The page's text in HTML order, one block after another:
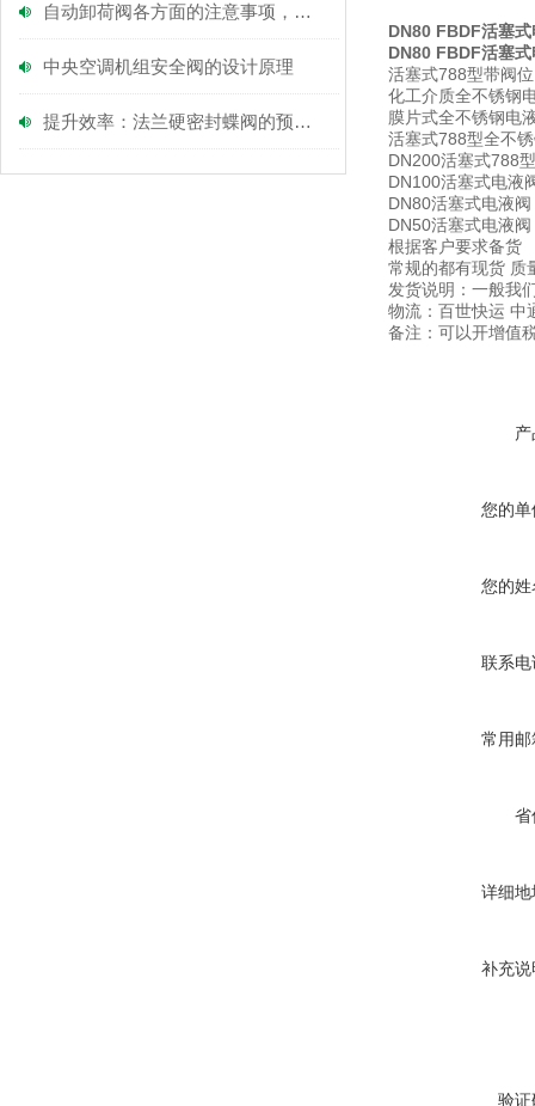
自动卸荷阀各方面的注意事项，不容小觑！
中央空调机组安全阀的设计原理
提升效率：法兰硬密封蝶阀的预备工作指南
DN80 FBDF活塞
DN80 FBDF活塞
活塞式788型带阀
化工介质全不锈钢
膜片式全不锈钢电
活塞式788型全不
DN200活塞式788
DN100活塞式电液
DN80活塞式电液阀
DN50活塞式电液阀
根据客户要求备货
常规的都有现货 质
发货说明：一般我
物流：百世快运 中
备注：可以开增值
您的单
您的姓
联系电
常用邮
省
详细地
补充说
验证